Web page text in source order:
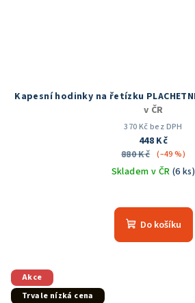
Kapesní hodinky na řetízku
v ČR
370 Kč bez DPH
448 Kč
880 Kč (–49 %)
Skladem v ČR (6 ks)
hodnocení
produktu
Do košíku
Akce
Trvale nízká cena